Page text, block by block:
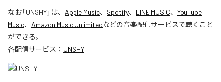
なお「UNSHY」は、 Apple Music、 Spotify、 LINE MUSIC、 YouTube
Music、 Amazon Music Unlimitedなどの音楽配信サービスで聴くこと
ができる。
各配信サービス： UNSHY